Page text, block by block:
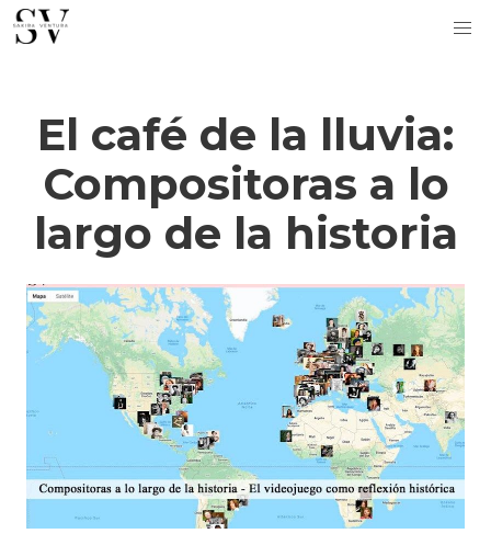
El café de la lluvia:
Compositoras a lo
largo de la historia